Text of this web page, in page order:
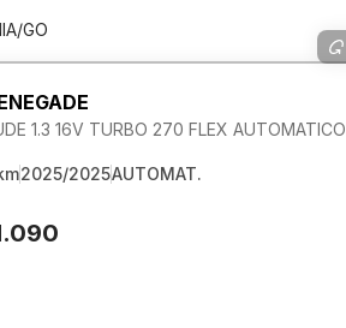
GO
1.3 16V TURBO 270 FLEX AUTOMATICO
2025/2025AUTOMAT.